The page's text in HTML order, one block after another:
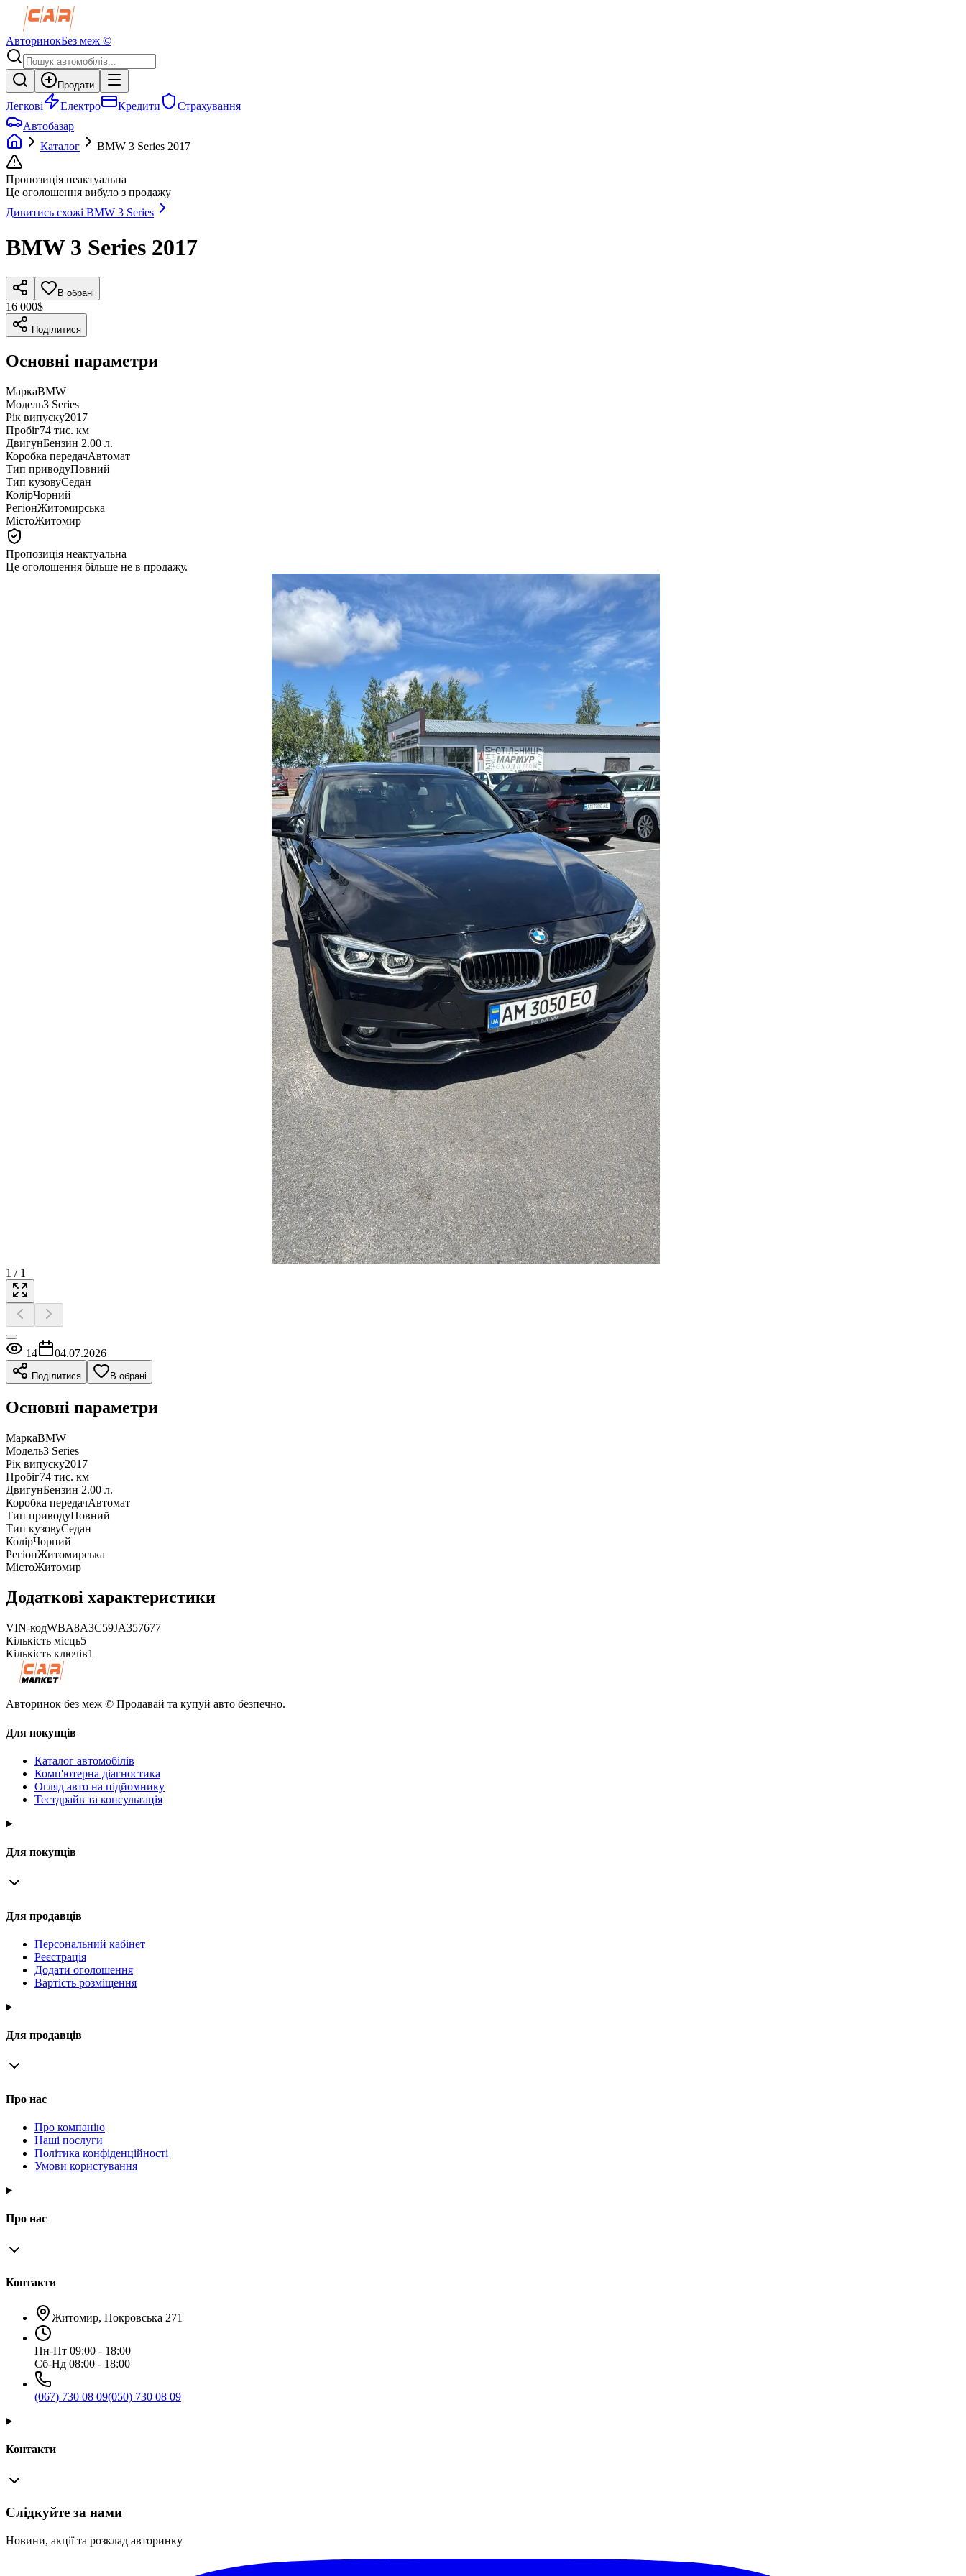
АвторинокБез меж ©
Продати
Легкові Електро Кредити
Страхування
Автобазар
Каталог
BMW 3 Series 2017
Пропозиція неактуальна
Це оголошення вибуло з продажу
Дивитись схожі BMW 3 Series
BMW 3 Series 2017
В обрані
16 000$
Поділитися
Основні параметри
МаркаBMW
Модель3 Series
Рік випуску2017
Пробіг74 тис. км
ДвигунБензин 2.00 л.
Коробка передачАвтомат
Тип приводуПовний
Тип кузовуСедан
КолірЧорний
РегіонЖитомирська
МістоЖитомир
Пропозиція неактуальна
Це оголошення більше не в продажу.
1 / 1
14 04.07.2026
Поділитися В обрані
Основні параметри
МаркаBMW
Модель3 Series
Рік випуску2017
Пробіг74 тис. км
ДвигунБензин 2.00 л.
Коробка передачАвтомат
Тип приводуПовний
Тип кузовуСедан
КолірЧорний
РегіонЖитомирська
МістоЖитомир
Додаткові характеристики
VIN-кодWBA8A3C59JA357677
Кількість місць5
Кількість ключів1
Авторинок без меж © Продавай та купуй авто безпечно.
Для покупців
Каталог автомобілів
Комп'ютерна діагностика
Огляд авто на підйомнику
Тестдрайв та консультація
Для покупців
Для продавців
Персональний кабінет
Реєстрація
Додати оголошення
Вартість розміщення
Для продавців
Про нас
Про компанію
Наші послуги
Політика конфіденційності
Умови користування
Про нас
Контакти
Житомир, Покровська 271
Пн-Пт 09:00 - 18:00
Сб-Нд 08:00 - 18:00
(067) 730 08 09(050) 730 08 09
Контакти
Слідкуйте за нами
Новини, акції та розклад авторинку